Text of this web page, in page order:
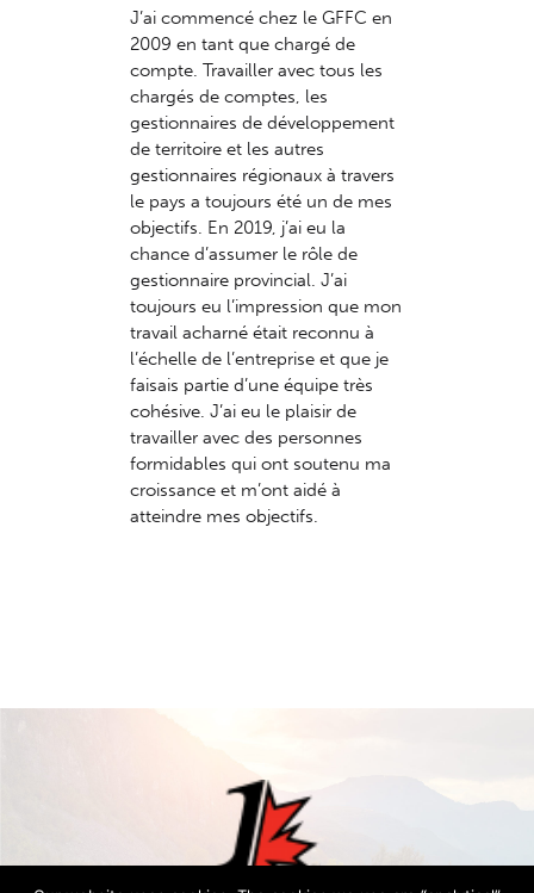
J’ai commencé chez le GFFC en
2009 en tant que chargé de
compte. Travailler avec tous les
chargés de comptes, les
gestionnaires de développement
de territoire et les autres
gestionnaires régionaux à travers
le pays a toujours été un de mes
objectifs. En 2019, j’ai eu la
chance d’assumer le rôle de
gestionnaire provincial. J’ai
toujours eu l’impression que mon
travail acharné était reconnu à
l’échelle de l’entreprise et que je
faisais partie d’une équipe très
cohésive. J’ai eu le plaisir de
travailler avec des personnes
formidables qui ont soutenu ma
croissance et m’ont aidé à
atteindre mes objectifs.